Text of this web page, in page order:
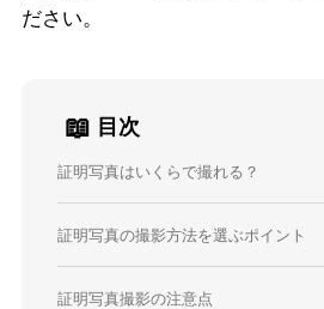
ださい。
📖 目次
証明写真はいくらで撮れる？
証明写真の撮影方法を選ぶポイント
証明写真撮影の注意点